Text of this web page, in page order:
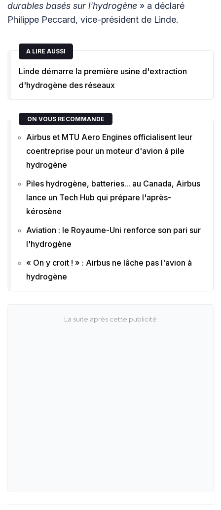
durables basés sur l'hydrogène » a déclaré
Philippe Peccard, vice-président de Linde.
A LIRE AUSSI
Linde démarre la première usine d'extraction
d'hydrogène des réseaux
ON VOUS RECOMMANDE
Airbus et MTU Aero Engines officialisent leur
coentreprise pour un moteur d'avion à pile
hydrogène
Piles hydrogène, batteries... au Canada, Airbus
lance un Tech Hub qui prépare l'après-
kérosène
Aviation : le Royaume-Uni renforce son pari sur
l'hydrogène
« On y croit ! » : Airbus ne lâche pas l'avion à
hydrogène